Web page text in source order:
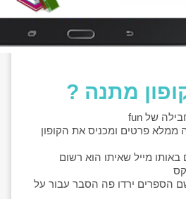
מתנה ?
מייל שאיתו הוא רשום
הספרים ירדו פה הסבר עבור על